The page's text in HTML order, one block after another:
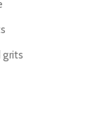
grits